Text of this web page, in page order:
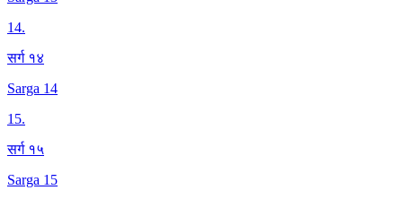
14.
सर्ग १४
Sarga 14
15.
सर्ग १५
Sarga 15